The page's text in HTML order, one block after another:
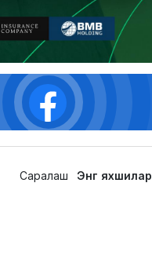
Саралаш Энг яхшилар